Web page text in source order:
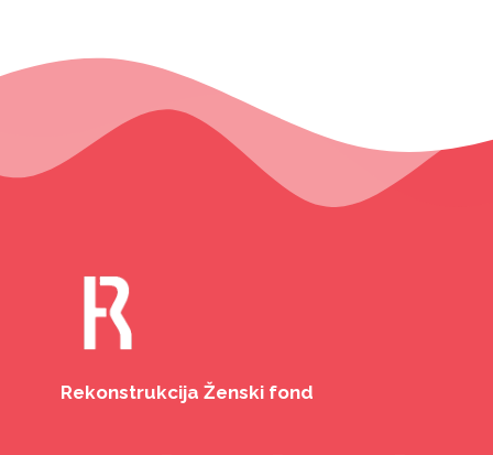
Rekonstrukcija Ženski fond